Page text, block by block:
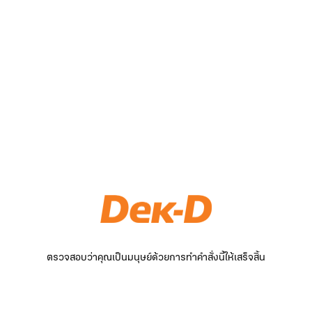
ตรวจสอบว่าคุณเป็นมนุษย์ด้วยการทำคำสั่งนี้ให้เสร็จสิ้น